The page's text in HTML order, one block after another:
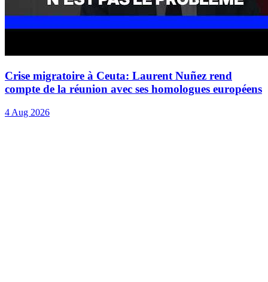
Crise migratoire à Ceuta: Laurent Nuñez rend
compte de la réunion avec ses homologues européens
4 Aug 2026